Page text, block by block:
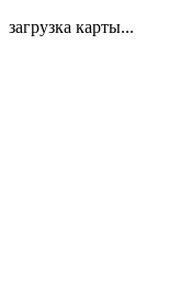
загрузка карты...